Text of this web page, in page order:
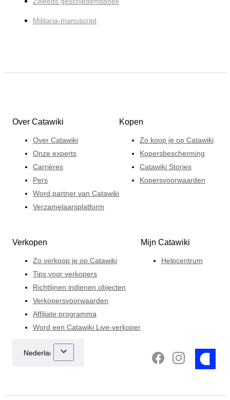
Militaria-manuscript
Over Catawiki
Over Catawiki
Onze experts
Carrières
Pers
Word partner van Catawiki
Verzamelaarsplatform
Kopen
Zo koop je op Catawiki
Kopersbescherming
Catawiki Stories
Kopersvoorwaarden
Verkopen
Zo verkoop je op Catawiki
Tips voor verkopers
Richtlijnen indienen objecten
Verkopersvoorwaarden
Affiliate programma
Word een Catawiki Live-verkoper
Mijn Catawiki
Helpcentrum